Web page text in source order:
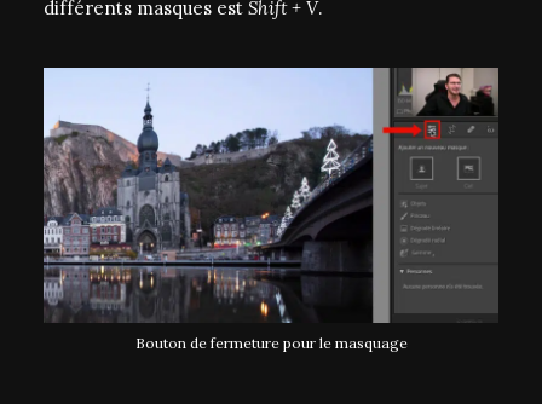
différents masques est Shift + V.
Bouton de fermeture pour le masquage